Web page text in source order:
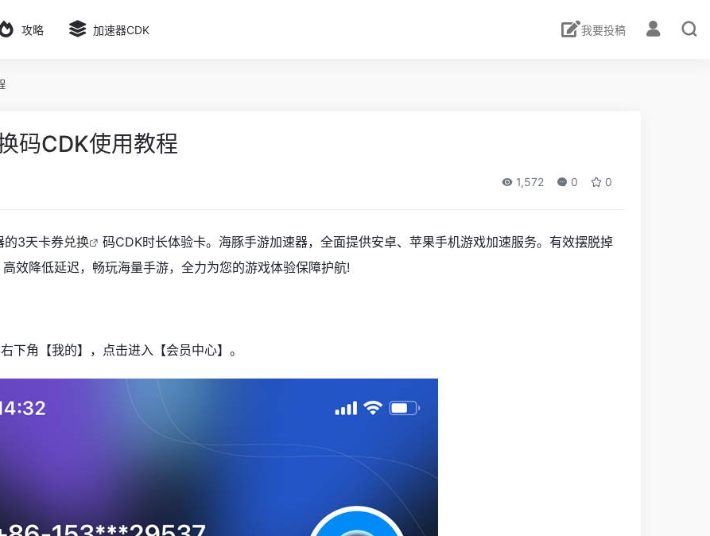
攻略 加速器CDK 我要投稿
码CDK使用教程
1,572 0 0
的3天卡券兑换
码CDK时长体验卡。海豚手游加速器，全面提供安卓、苹果手机游戏加速服务。有效摆脱掉
效降低延迟，畅玩海量手游，全力为您的游戏体验保障护航!
下角【我的】，点击进入【会员中心】。